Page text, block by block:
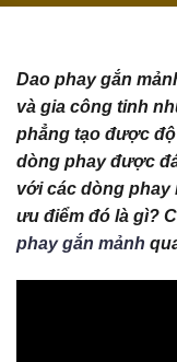
Dao phay gắn
và gia công tinh
phẳng tạo được
dòng phay được
với các dòng phay
ưu điểm đó là gì?
phay gắn mảnh